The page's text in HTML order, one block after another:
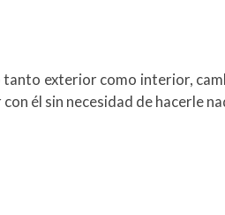
exterior como interior,
él sin necesidad de hacerle